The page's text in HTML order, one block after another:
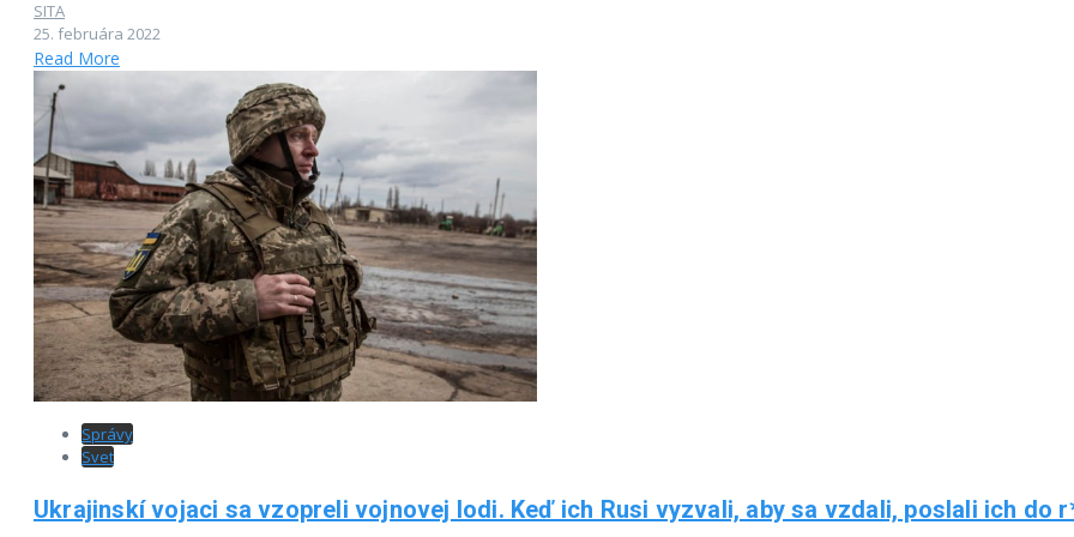
SITA
25. februára 2022
Read More
Správy
Svet
Ukrajinskí vojaci sa vzopreli vojnovej lodi. Keď ich Rusi vyzvali, aby sa vzdali, poslali ich do